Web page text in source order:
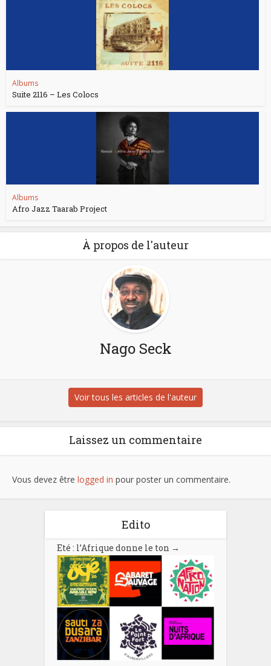
Albums
Suite 2116 – Les Colocs
Albums
Afro Jazz Taarab Project
À propos de l'auteur
Nago Seck
Voir tous les articles de l'auteur
Laissez un commentaire
Vous devez être logged in pour poster un commentaire.
Edito
Eté : l’Afrique donne le ton →